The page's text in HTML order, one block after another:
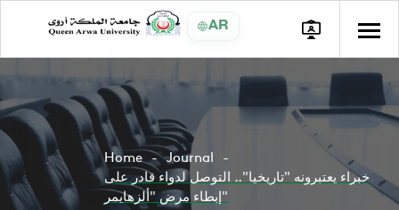
AR
Home
Journal
خبراء يعتبرونه "تاريخيا".. التوصل لدواء قادر على
إبطاء مرض "ألزهايمر"